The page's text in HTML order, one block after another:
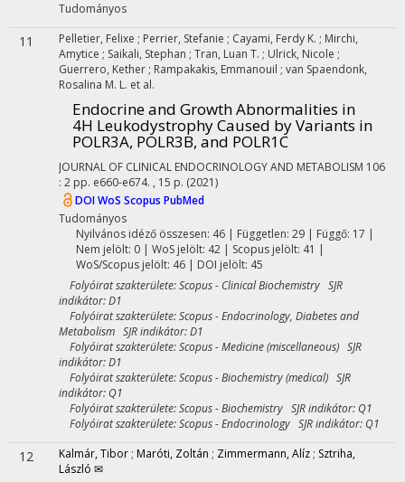
Tudományos
11 Pelletier, Felixe ; Perrier, Stefanie ; Cayami, Ferdy K. ; Mirchi,
Amytice ; Saikali, Stephan ; Tran, Luan T. ; Ulrick, Nicole ;
Guerrero, Kether ; Rampakakis, Emmanouil ; van Spaendonk,
Rosalina M. L. et al.
Endocrine and Growth Abnormalities in
4H Leukodystrophy Caused by Variants in
POLR3A, POLR3B, and POLR1C
JOURNAL OF CLINICAL ENDOCRINOLOGY AND METABOLISM 106
: 2 pp. e660-e674. , 15 p. (2021)
DOIWoS Scopus PubMed
Tudományos
Nyilvános idéző összesen: 46| Független: 29 | Függő: 17 |
Nem jelölt: 0 | WoS jelölt: 42 | Scopus jelölt: 41 |
WoS/Scopus jelölt: 46 | DOI jelölt: 45
Folyóirat szakterülete: Scopus - Clinical Biochemistry SJR
indikátor: D1
Folyóirat szakterülete: Scopus - Endocrinology, Diabetes and
Metabolism SJR indikátor: D1
Folyóirat szakterülete: Scopus - Medicine (miscellaneous) SJR
indikátor: D1
Folyóirat szakterülete: Scopus - Biochemistry (medical) SJR
indikátor: Q1
Folyóirat szakterülete: Scopus - Biochemistry SJR indikátor: Q1
Folyóirat szakterülete: Scopus - Endocrinology SJR indikátor: Q1
12 Kalmár, Tibor ; Maróti, Zoltán ; Zimmermann, Alíz ; Sztriha,
László ✉